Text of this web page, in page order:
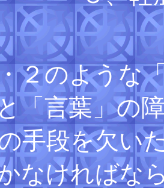
２のような
「言葉」の
手段を欠い
なければな